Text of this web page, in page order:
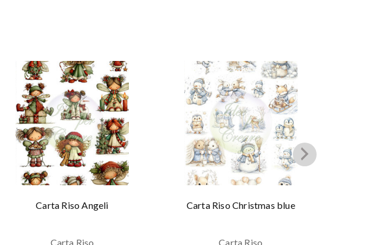
Carta Riso Angeli
Carta Riso
Carta Riso Christmas blue
Carta Riso